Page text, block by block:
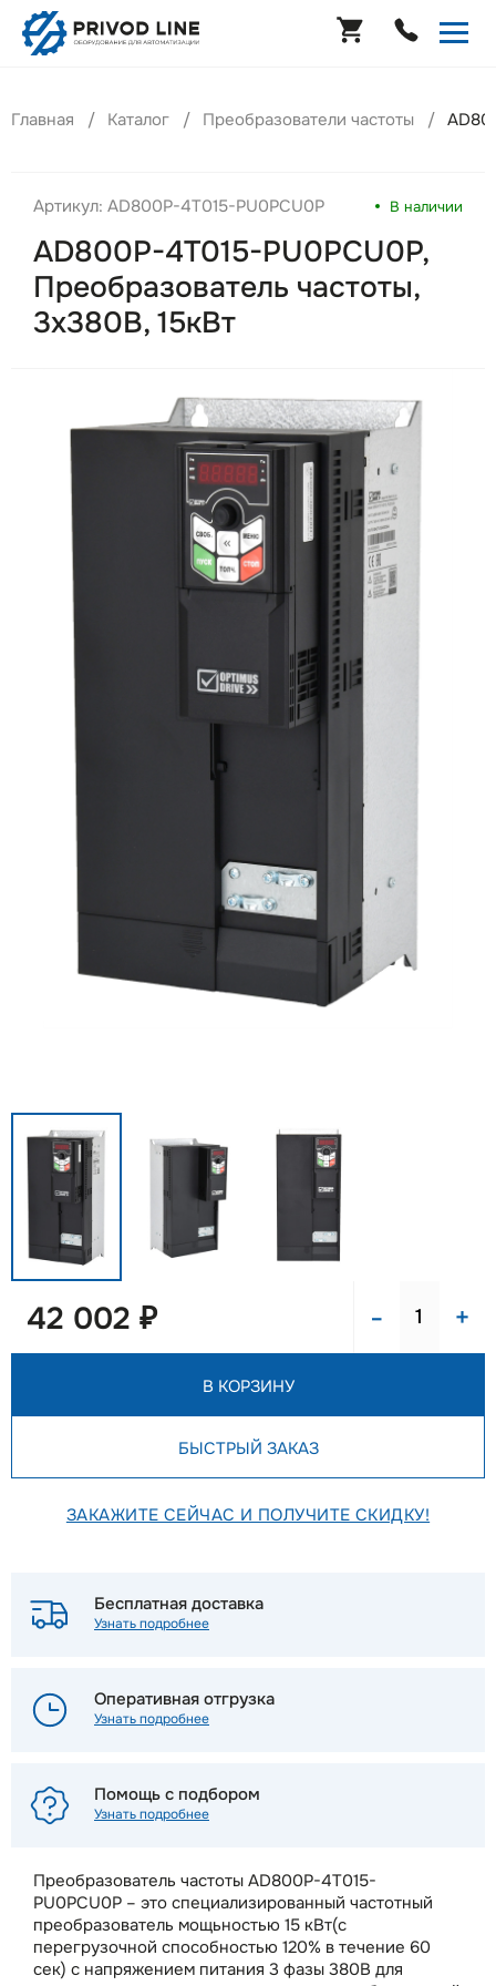
Главная Каталог Преобразователи частоты
Артикул: AD800P-4T015-PU0PCU0P В наличии
AD800P-4T015-PU0PCU0P,
Преобразователь частоты,
3х380В, 15кВт
Преобразователь частоты AD800P-4T015-
PU0PCU0P – это специализированный частотный
преобразователь мощьностью 15 кВт(с
перегрузочной способностью 120% в течение 60
сек) с напряжением питания 3 фазы 380В для
42 002 ₽ - +
В КОРЗИНУ
БЫСТРЫЙ ЗАКАЗ
ЗАКАЖИТЕ СЕЙЧАС И ПОЛУЧИТЕ СКИДКУ!
Бесплатная доставка
Узнать подробнее
Оперативная отгрузка
Узнать подробнее
Помощь с подбором
Узнать подробнее